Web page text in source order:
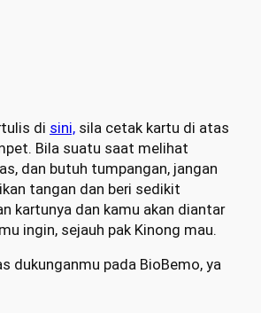
di sini, sila cetak kartu di atas
Bila suatu saat melihat
dan butuh tumpangan, jangan
tangan dan beri sedikit
kartunya dan kamu akan diantar
ingin, sejauh pak Kinong mau.
dukunganmu pada BioBemo, ya